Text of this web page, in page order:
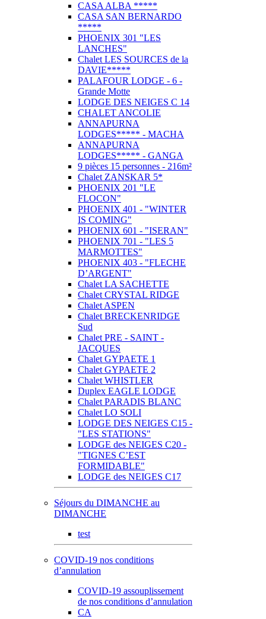
CASA ALBA *****
CASA SAN BERNARDO
*****
PHOENIX 301 "LES
LANCHES"
Chalet LES SOURCES de la
DAVIE*****
PALAFOUR LODGE - 6 -
Grande Motte
LODGE DES NEIGES C 14
CHALET ANCOLIE
ANNAPURNA
LODGES***** - MACHA
ANNAPURNA
LODGES***** - GANGA
9 pièces 15 personnes - 216m²
Chalet ZANSKAR 5*
PHOENIX 201 "LE
FLOCON"
PHOENIX 401 - "WINTER
IS COMING"
PHOENIX 601 - "ISERAN"
PHOENIX 701 - "LES 5
MARMOTTES"
PHOENIX 403 - "FLECHE
D’ARGENT"
Chalet LA SACHETTE
Chalet CRYSTAL RIDGE
Chalet ASPEN
Chalet BRECKENRIDGE
Sud
Chalet PRE - SAINT -
JACQUES
Chalet GYPAETE 1
Chalet GYPAETE 2
Chalet WHISTLER
Duplex EAGLE LODGE
Chalet PARADIS BLANC
Chalet LO SOLI
LODGE DES NEIGES C15 -
"LES STATIONS"
LODGE des NEIGES C20 -
"TIGNES C’EST
FORMIDABLE"
LODGE des NEIGES C17
Séjours du DIMANCHE au
DIMANCHE
test
COVID-19 nos conditions
d’annulation
COVID-19 assouplissement
de nos conditions d’annulation
CA